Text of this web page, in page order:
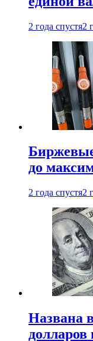
2 года спустя2
до
2 года спустя2
Названа